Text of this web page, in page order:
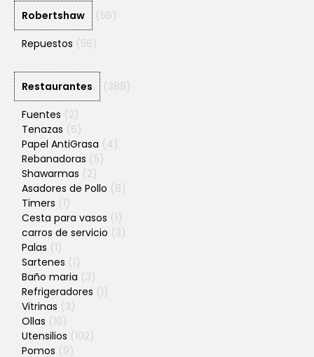
Robertshaw
(56)
Repuestos (56)
Restaurantes
(388)
Fuentes (2)
Tenazas (6)
Papel AntiGrasa (4)
Rebanadoras (5)
Shawarmas (2)
Asadores de Pollo (8)
Timers (1)
Cesta para vasos (1)
carros de servicio (3)
Palas (1)
Sartenes (1)
Baño maria (3)
Refrigeradores (1)
Vitrinas (3)
Ollas (10)
Utensilios (102)
Pomos (9)